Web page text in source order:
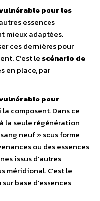
pour les
essences
mieux adaptées.
ces dernières pour
C’est le scénario de
en place, par
pour
la composent. Dans ce
la seule régénération
neuf » sous forme
ou des essences
issus d’autres
méridional. C’est le
sur base d’essences